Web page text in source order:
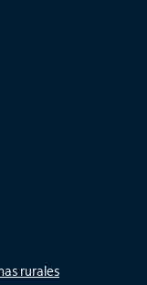
rurales